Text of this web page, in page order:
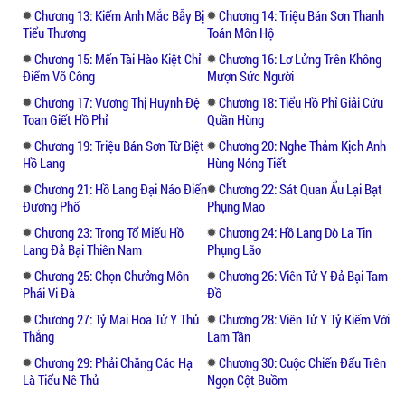
Chương 13: Kiếm Anh Mắc Bẫy Bị
Tiểu Thương
Chương 14: Triệu Bán Sơn Thanh
Toán Môn Hộ
Chương 15: Mến Tài Hào Kiệt Chỉ
Điểm Võ Công
Chương 16: Lơ Lửng Trên Không
Mượn Sức Người
Chương 17: Vương Thị Huynh Đệ
Toan Giết Hồ Phỉ
Chương 18: Tiểu Hồ Phỉ Giải Cứu
Quần Hùng
Chương 19: Triệu Bán Sơn Từ Biệt
Hồ Lang
Chương 20: Nghe Thảm Kịch Anh
Hùng Nóng Tiết
Chương 21: Hồ Lang Đại Náo Điển
Đương Phố
Chương 22: Sát Quan Ẩu Lại Bạt
Phụng Mao
Chương 23: Trong Tổ Miếu Hồ
Lang Đả Bại Thiên Nam
Chương 24: Hồ Lang Dò La Tin
Phụng Lão
Chương 25: Chọn Chưởng Môn
Phái Vi Đà
Chương 26: Viên Tử Y Đả Bại Tam
Đồ
Chương 27: Tỷ Mai Hoa Tử Y Thủ
Thắng
Chương 28: Viên Tử Y Tỷ Kiếm Với
Lam Tần
Chương 29: Phải Chăng Các Hạ
Là Tiểu Nê Thủ
Chương 30: Cuộc Chiến Đấu Trên
Ngọn Cột Buồm